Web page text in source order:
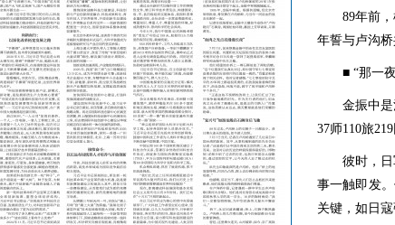
89年前
年誓与卢沟
■ “那一
金振中
37师110旅219
彼时，
事一触即发
关键，如日